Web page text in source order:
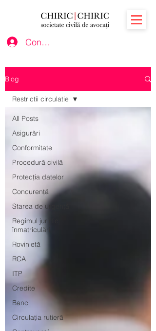
Conectează-te
Blog
All Posts
Asigurări
Conformitate
Procedură civilă
Protecția datelor
Concurență
Starea de urgență
Regimul juridic
înmatriculări
Rovinietă
RCA
ITP
Credite
Banci
Circulația rutieră
Restrictii circulatie